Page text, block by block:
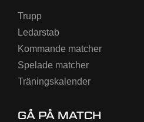
Trupp
Ledarstab
Kommande matcher
Spelade matcher
Träningskalender
GÅ PÅ MATCH